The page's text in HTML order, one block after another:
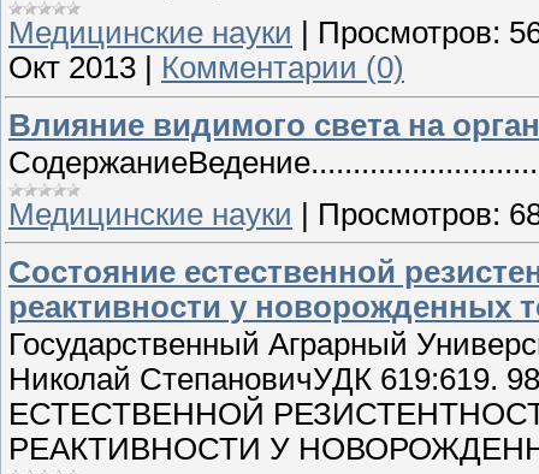
Медицинские науки
Просмотров:
Окт 2013
Комментарии (0)
Влияние видимого света на
Медицинские науки
Просмотров:
Состояние естественной
реактивности у новорожденных
Государственный Аграрный
Николай СтепановичУДК 619:619.
ЕСТЕСТВЕННОЙ
РЕАКТИВНОСТИ У